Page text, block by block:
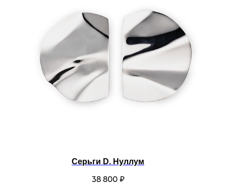
Серьги D. Нуллум
38 800 ₽